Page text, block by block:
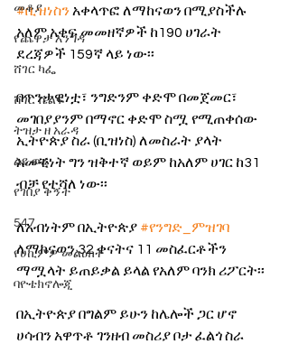
መቆያ
የጨዋታ እንግዳ
ሸገር ካፌ
ሸገር ሼልፍ
ትዝታ ዘ አራዳ
ልዩ ወሬ
የገበያ ቅኝት
547
የሀኪምዎ መልዕክት
ባዮቴክኖሎጂ
#ቢዝነስን አቀላጥፎ ለማከናወን በሚያስችሉ
አለም አቀፍ መመዘኛዎች ከ190 ሀገራት
ደረጃዎች 159ኛ ላይ ነው፡፡
በጥንታዊነቷ፣ ንግድንም ቀድሞ በመጀመር፣
መገበያያንም በማኖር ቀድሞ ስሟ የሚጠቀሰው
ኢትዮጵያ ስራ (ቢዝነስ) ለመስራት ያላት
አመቺነት ግን ዝቅተኛ ወይም ከአለም ሀገር ከ31
ብቻ የተሻለ ነው፡፡
ለአብነትም በኢትዮጵያ #የንግድ_ምዝገባ
ለማከናወን 32 ቀናትና 11 መስፈርቶችን
ማሟላት ይጠይቃል ይላል የአለም ባንክ ሪፖርት፡፡
በኢትዮጵያ በግልም ይሁን ከሌሎች ጋር ሆኖ
ሀሳብን አዋጥቶ ገንዘብ መስሪያ ቦታ ፈልጎ ስራ